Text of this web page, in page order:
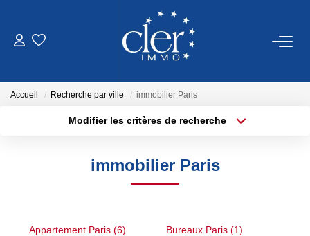
Estimation
Accueil Recherche par ville immobilier Paris
Modifier les critères de recherche
immobilier Paris
Appartement Paris (6) Bureaux Paris (1)